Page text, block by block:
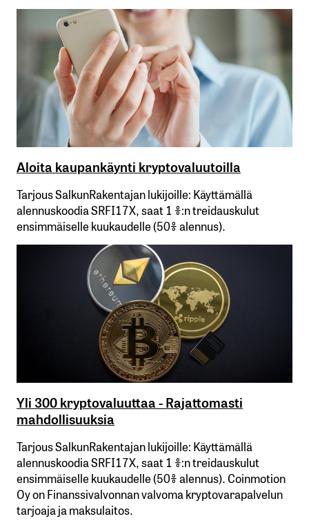
Aloita kaupankäynti kryptovaluutoilla
Tarjous SalkunRakentajan lukijoille: Käyttämällä​ ​
alennuskoodia​ ​SRFI17X,​ ​saat​ ​1 %:n treidauskulut​ ​
ensimmäiselle​ ​kuukaudelle​ ​(50%​ ​alennus).
Yli 300 kryptovaluuttaa - Rajattomasti
mahdollisuuksia
Tarjous SalkunRakentajan lukijoille: Käyttämällä​ ​
alennuskoodia​ ​SRFI17X,​ ​saat​ ​1 %:n treidauskulut​ ​
ensimmäiselle​ ​kuukaudelle​ ​(50%​ ​alennus). Coinmotion
Oy on Finanssivalvonnan valvoma kryptovarapalvelun
tarjoaja ja maksulaitos.